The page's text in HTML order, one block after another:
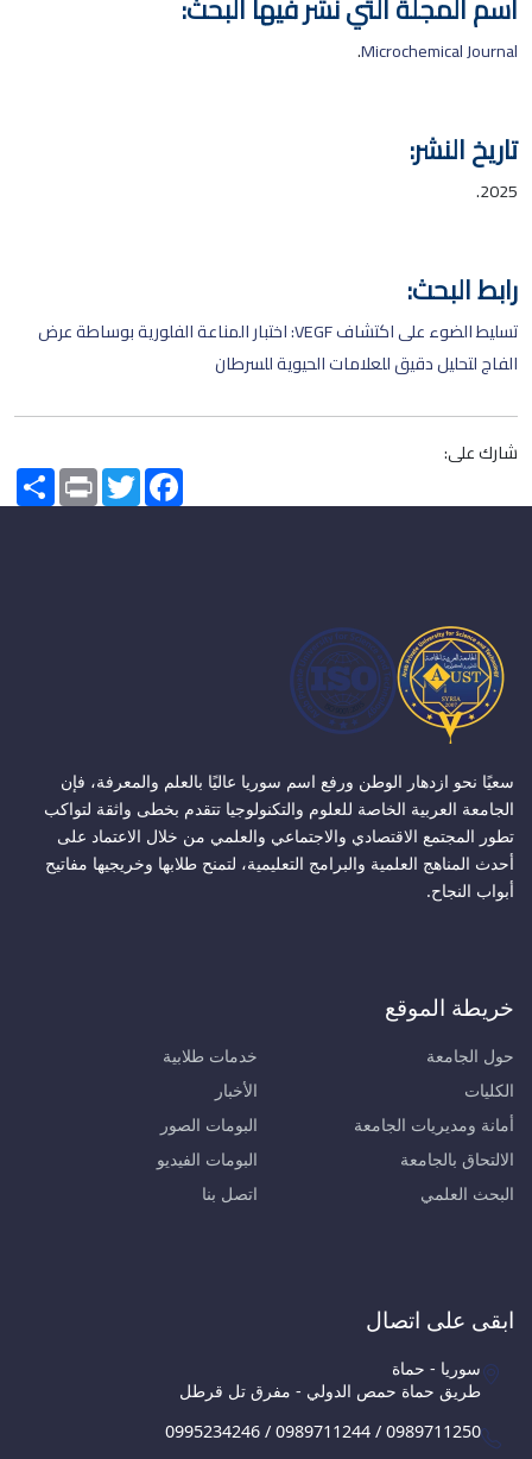
Microchemical Journal
.
تاريخ النشر:
2025.
رابط البحث:
تسليط الضوء على اكتشاف VEGF: اختبار المناعة الفلورية بوساطة عرض
الفاج لتحليل دقيق للعلامات الحيوية للسرطان
شارك على:
Share PrintTwitterFacebook
سعيًا نحو ازدهار الوطن ورفع اسم سوريا عاليًا بالعلم والمعرفة، فإن
الجامعة العربية الخاصة للعلوم والتكنولوجيا تتقدم بخطى واثقة لتواكب
تطور المجتمع الاقتصادي والاجتماعي والعلمي من خلال الاعتماد على
أحدث المناهج العلمية والبرامج التعليمية، لتمنح طلابها وخريجيها مفاتيح
أبواب النجاح.
خريطة الموقع
حول الجامعة
الكليات
أمانة ومديريات الجامعة
الالتحاق بالجامعة
البحث العلمي
خدمات طلابية
الأخبار
البومات الصور
البومات الفيديو
اتصل بنا
ابقى على اتصال
سوريا - حماة
طريق حماة حمص الدولي - مفرق تل قرطل
0995234246 / 0989711244 / 0989711250